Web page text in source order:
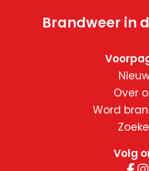
Brandweer in
Over
Word
Volg